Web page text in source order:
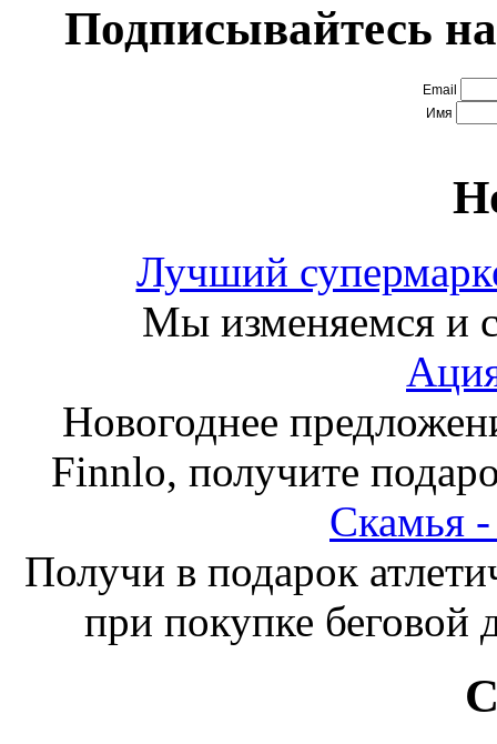
Подписывайтесь
Email
Имя
Лучший
Мы изменяемся и
Новогоднее
Finnlo, получите
Получи в подарок
при покупке беговой